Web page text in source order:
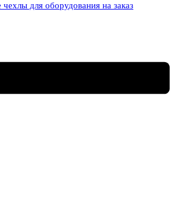
для оборудования на заказ